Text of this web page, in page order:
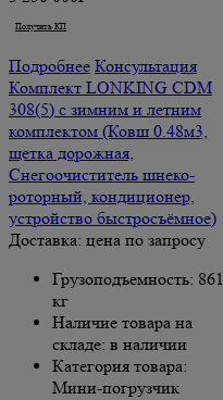
Получить КП
Подробнее Консультация
Комплект LONKING CDM
308(5) с зимним и летним
комплектом (Ковш 0.48м3,
щетка дорожная,
Снегоочиститель шнеко-
роторный, кондиционер,
устройство быстросъёмное)
Доставка: цена по запросу
Грузоподъемность: 861
кг
Наличие товара на
складе: в наличии
Категория товара:
Мини-погрузчик